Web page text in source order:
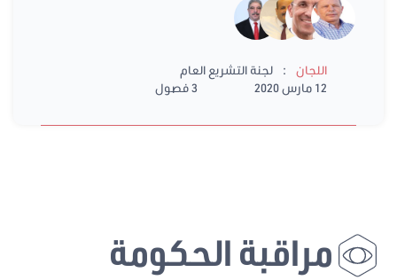
اللجان :
لجنة التشريع العام
12 مارس 2020
3 فصول
مراقبة الحكومة